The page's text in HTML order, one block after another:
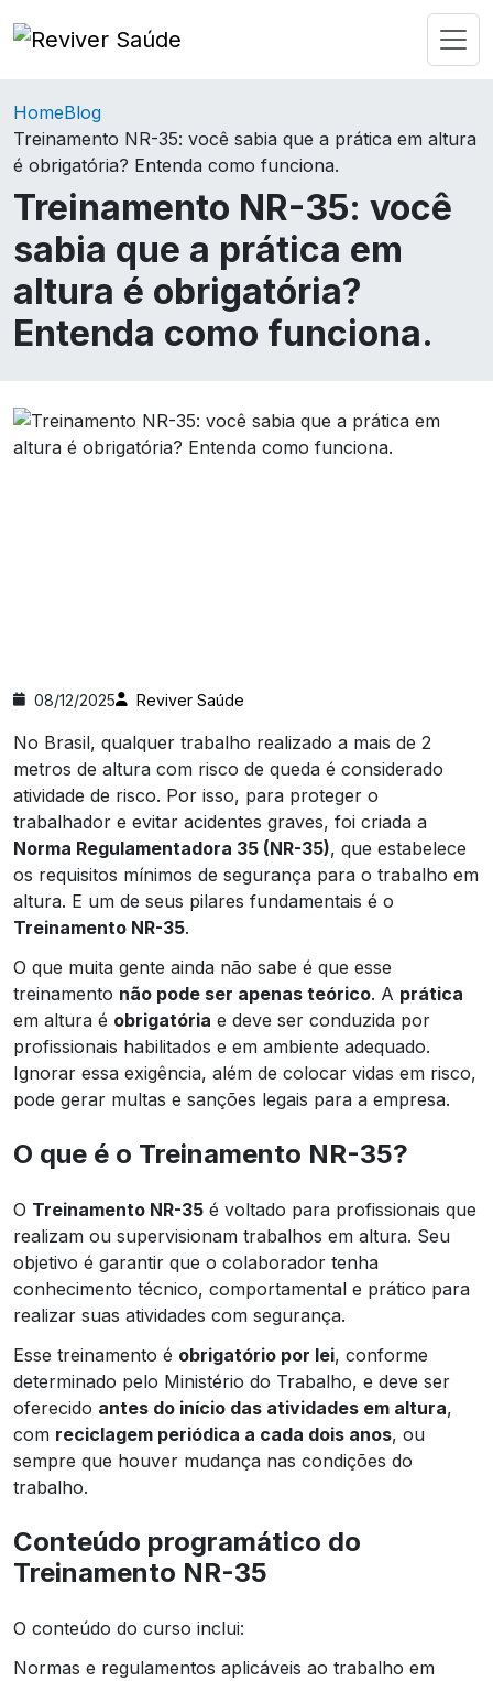
HomeBlog
Treinamento NR-35: você sabia que a prática em altura
é obrigatória? Entenda como funciona.
Treinamento NR-35: você
sabia que a prática em
altura é obrigatória?
Entenda como funciona.
08/12/2025 Reviver Saúde
No Brasil, qualquer trabalho realizado a mais de 2
metros de altura com risco de queda é considerado
atividade de risco. Por isso, para proteger o
trabalhador e evitar acidentes graves, foi criada a
Norma Regulamentadora 35 (NR-35), que estabelece
os requisitos mínimos de segurança para o trabalho em
altura. E um de seus pilares fundamentais é o
Treinamento NR-35.
O que muita gente ainda não sabe é que esse
treinamento não pode ser apenas teórico. A prática
em altura é obrigatória e deve ser conduzida por
profissionais habilitados e em ambiente adequado.
Ignorar essa exigência, além de colocar vidas em risco,
pode gerar multas e sanções legais para a empresa.
O que é o Treinamento NR-35?
O Treinamento NR-35 é voltado para profissionais que
realizam ou supervisionam trabalhos em altura. Seu
objetivo é garantir que o colaborador tenha
conhecimento técnico, comportamental e prático para
realizar suas atividades com segurança.
Esse treinamento é obrigatório por lei, conforme
determinado pelo Ministério do Trabalho, e deve ser
oferecido antes do início das atividades em altura,
com reciclagem periódica a cada dois anos, ou
sempre que houver mudança nas condições do
trabalho.
Conteúdo programático do
Treinamento NR-35
O conteúdo do curso inclui:
Normas e regulamentos aplicáveis ao trabalho em